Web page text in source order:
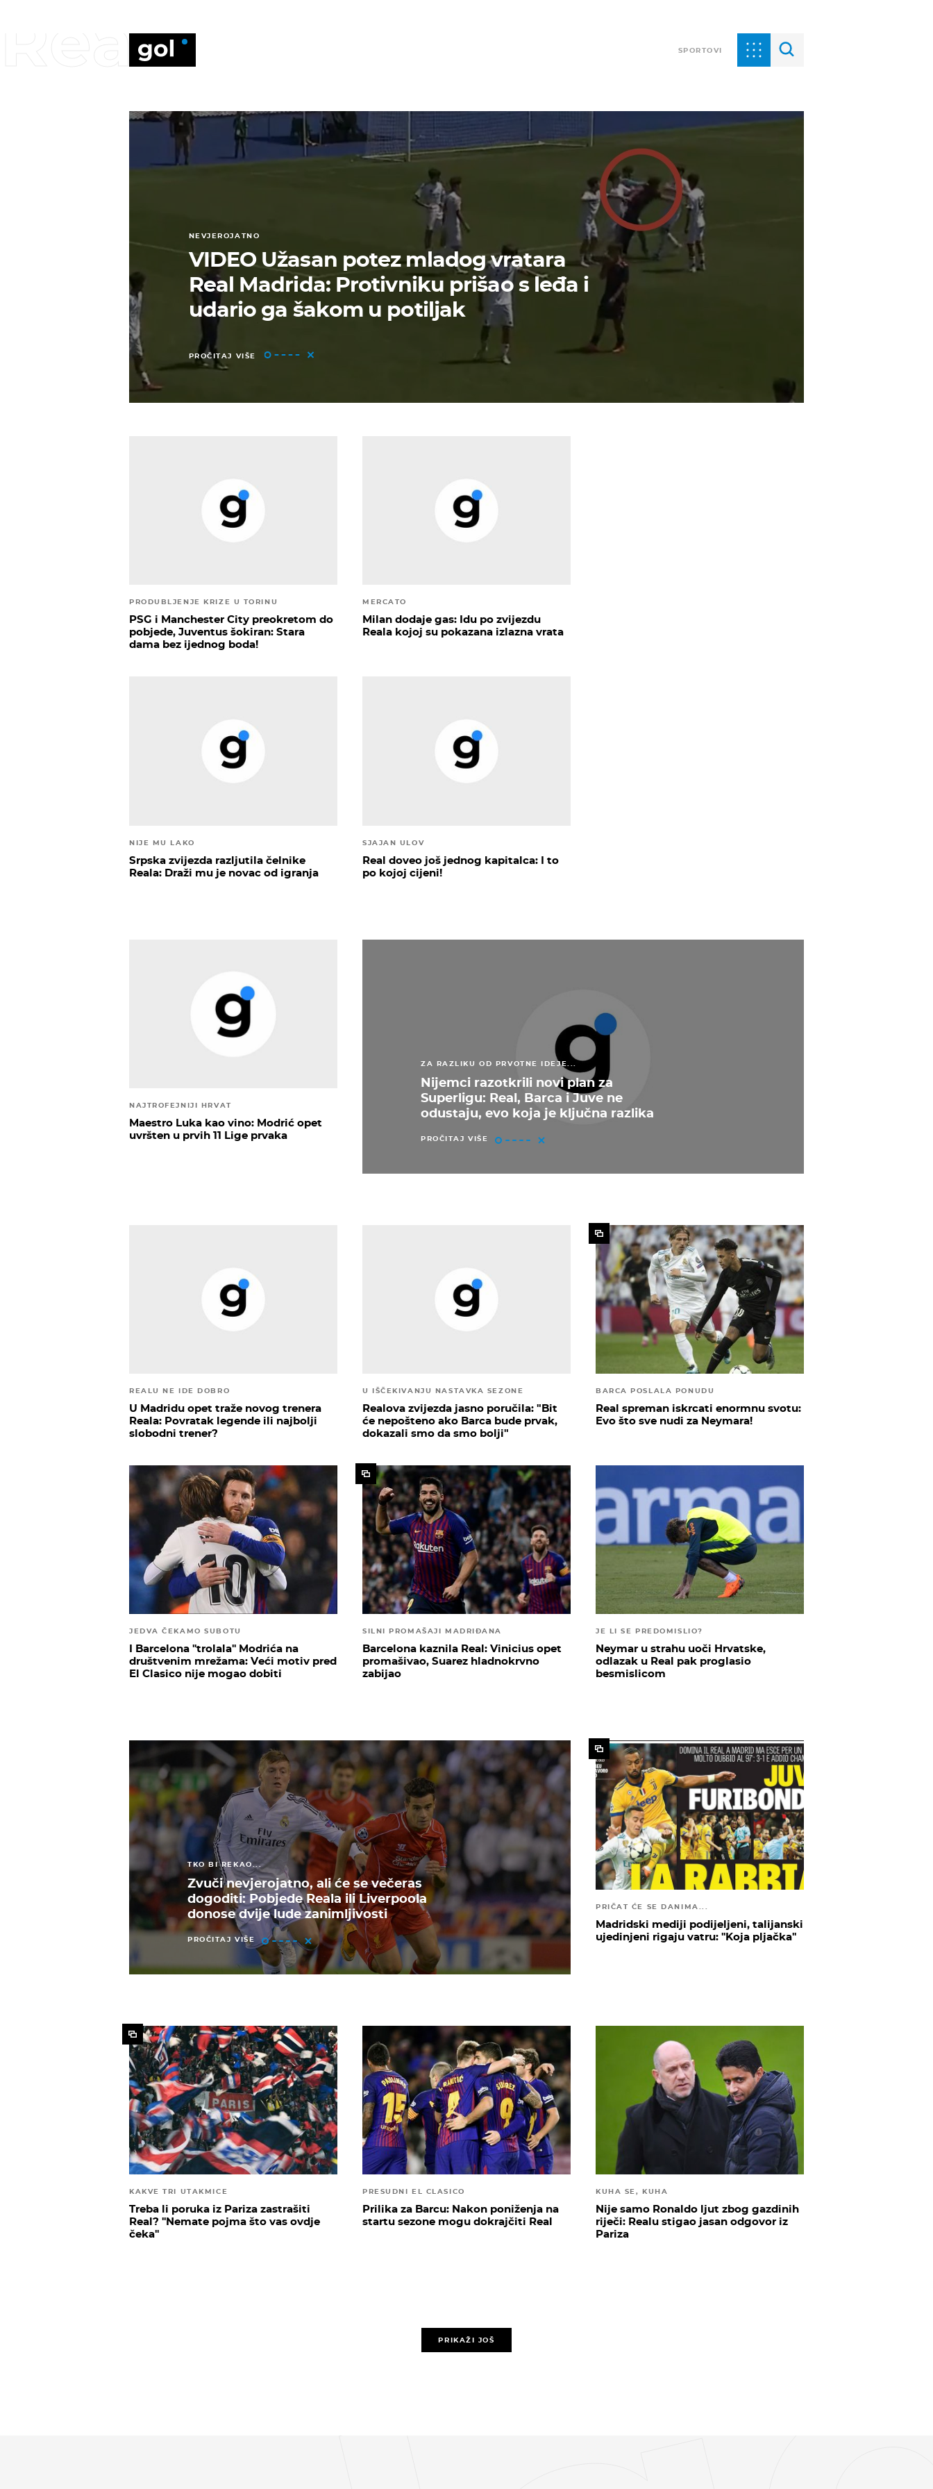
SPORTOVI
Real
NEVJEROJATNO
VIDEO Užasan potez mladog vratara
Real Madrida: Protivniku prišao s leđa i
udario ga šakom u potiljak
PROČITAJ VIŠE
PRODUBLJENJE KRIZE U TORINU
PSG i Manchester City preokretom do
pobjede, Juventus šokiran: Stara
dama bez ijednog boda!
MERCATO
Milan dodaje gas: Idu po zvijezdu
Reala kojoj su pokazana izlazna vrata
NIJE MU LAKO
Srpska zvijezda razljutila čelnike
Reala: Draži mu je novac od igranja
SJAJAN ULOV
Real doveo još jednog kapitalca: I to
po kojoj cijeni!
NAJTROFEJNIJI HRVAT
Maestro Luka kao vino: Modrić opet
uvršten u prvih 11 Lige prvaka
ZA RAZLIKU OD PRVOTNE IDEJE...
Nijemci razotkrili novi plan za
Superligu: Real, Barca i Juve ne
odustaju, evo koja je ključna razlika
PROČITAJ VIŠE
REALU NE IDE DOBRO
U Madridu opet traže novog trenera
Reala: Povratak legende ili najbolji
slobodni trener?
U IŠČEKIVANJU NASTAVKA SEZONE
Realova zvijezda jasno poručila: "Bit
će nepošteno ako Barca bude prvak,
dokazali smo da smo bolji"
BARCA POSLALA PONUDU
Real spreman iskrcati enormnu svotu:
Evo što sve nudi za Neymara!
JEDVA ČEKAMO SUBOTU
I Barcelona ''trolala'' Modrića na
društvenim mrežama: Veći motiv pred
El Clasico nije mogao dobiti
SILNI PROMAŠAJI MADRIĐANA
Barcelona kaznila Real: Vinicius opet
promašivao, Suarez hladnokrvno
zabijao
JE LI SE PREDOMISLIO?
Neymar u strahu uoči Hrvatske,
odlazak u Real pak proglasio
besmislicom
TKO BI REKAO...
Zvuči nevjerojatno, ali će se večeras
dogoditi: Pobjede Reala ili Liverpoola
donose dvije lude zanimljivosti
PROČITAJ VIŠE
PRIČAT ĆE SE DANIMA...
Madridski mediji podijeljeni, talijanski
ujedinjeni rigaju vatru: ''Koja pljačka''
KAKVE TRI UTAKMICE
Treba li poruka iz Pariza zastrašiti
Real? ''Nemate pojma što vas ovdje
čeka''
PRESUDNI EL CLASICO
Prilika za Barcu: Nakon poniženja na
startu sezone mogu dokrajčiti Real
KUHA SE, KUHA
Nije samo Ronaldo ljut zbog gazdinih
riječi: Realu stigao jasan odgovor iz
Pariza
PRIKAŽI JOŠ